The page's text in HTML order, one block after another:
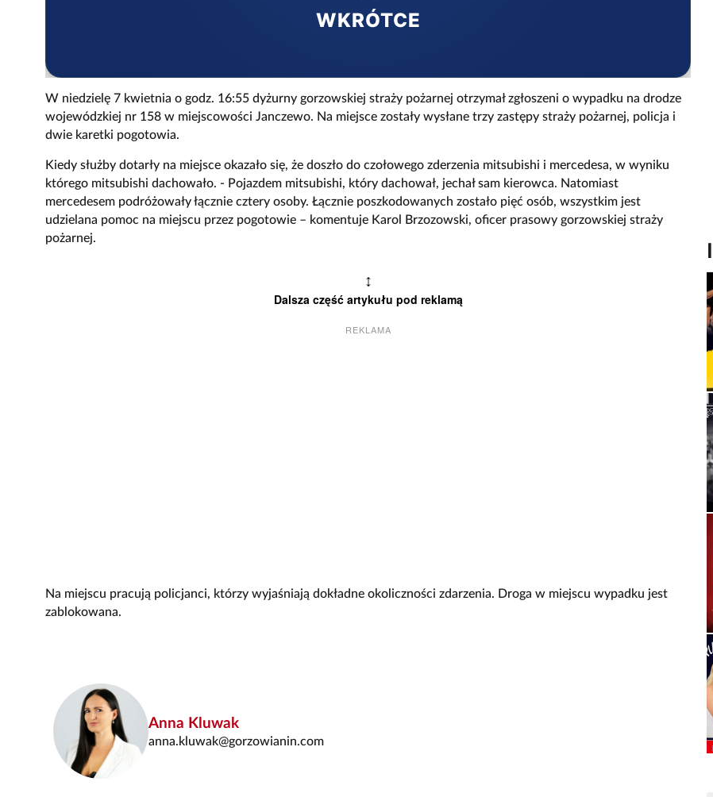
WKRÓTCE
W niedzielę 7 kwietnia o godz. 16:55 dyżurny gorzowskiej straży pożarnej otrzymał zgłoszeni o wypadku na drodze
wojewódzkiej nr 158 w miejscowości Janczewo. Na miejsce zostały wysłane trzy zastępy straży pożarnej, policja i
dwie karetki pogotowia.
Kiedy służby dotarły na miejsce okazało się, że doszło do czołowego zderzenia mitsubishi i mercedesa, w wyniku
którego mitsubishi dachowało. - Pojazdem mitsubishi, który dachował, jechał sam kierowca. Natomiast
mercedesem podróżowały łącznie cztery osoby. Łącznie poszkodowanych zostało pięć osób, wszystkim jest
udzielana pomoc na miejscu przez pogotowie – komentuje Karol Brzozowski, oficer prasowy gorzowskiej straży
pożarnej.
↕
Dalsza część artykułu pod reklamą
REKLAMA
Na miejscu pracują policjanci, którzy wyjaśniają dokładne okoliczności zdarzenia. Droga w miejscu wypadku jest
zablokowana.
Anna Kluwak
anna.kluwak@gorzowianin.com